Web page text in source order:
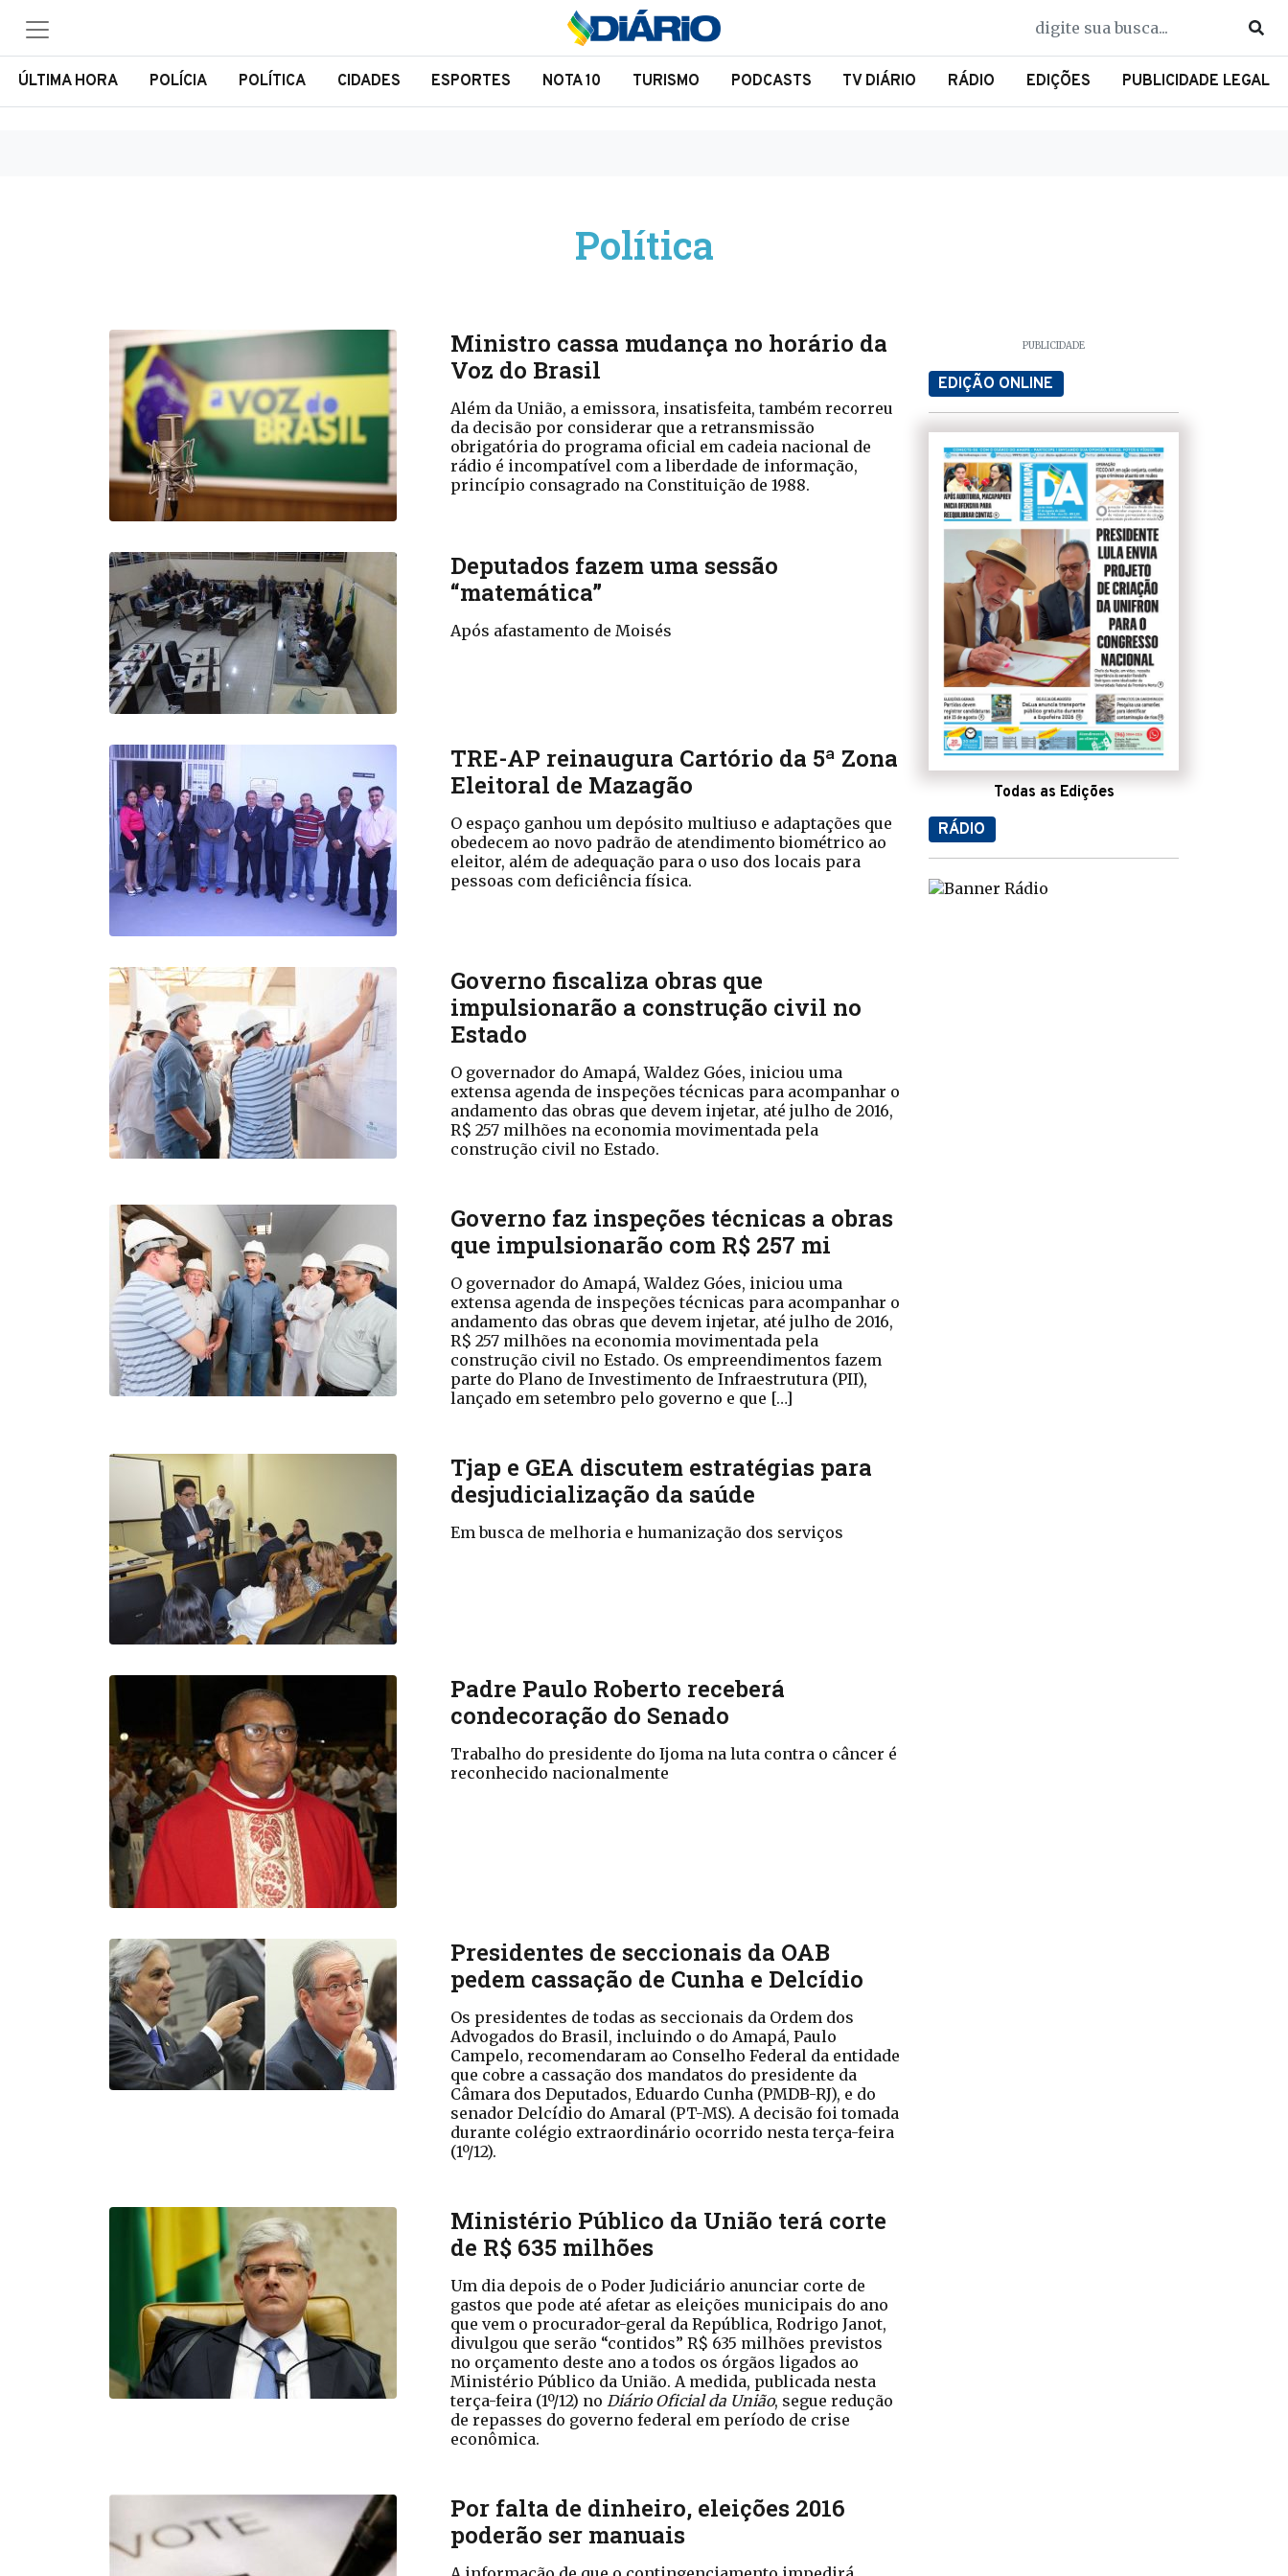
ÚLTIMA HORA POLÍCIA POLÍTICA CIDADES ESPORTES NOTA 10 TURISMO PODCASTS TV DIÁRIO RÁDIO EDIÇÕES PUBLICIDADE LEGAL
Política
Ministro cassa mudança no horário da
Voz do Brasil
Além da União, a emissora, insatisfeita, também recorreu
da decisão por considerar que a retransmissão
obrigatória do programa oficial em cadeia nacional de
rádio é incompatível com a liberdade de informação,
princípio consagrado na Constituição de 1988.
Deputados fazem uma sessão
“matemática”
Após afastamento de Moisés
TRE-AP reinaugura Cartório da 5ª Zona
Eleitoral de Mazagão
O espaço ganhou um depósito multiuso e adaptações que
obedecem ao novo padrão de atendimento biométrico ao
eleitor, além de adequação para o uso dos locais para
pessoas com deficiência física.
Governo fiscaliza obras que
impulsionarão a construção civil no
Estado
O governador do Amapá, Waldez Góes, iniciou uma
extensa agenda de inspeções técnicas para acompanhar o
andamento das obras que devem injetar, até julho de 2016,
R$ 257 milhões na economia movimentada pela
construção civil no Estado.
Governo faz inspeções técnicas a obras
que impulsionarão com R$ 257 mi
O governador do Amapá, Waldez Góes, iniciou uma
extensa agenda de inspeções técnicas para acompanhar o
andamento das obras que devem injetar, até julho de 2016,
R$ 257 milhões na economia movimentada pela
construção civil no Estado. Os empreendimentos fazem
parte do Plano de Investimento de Infraestrutura (PII),
lançado em setembro pelo governo e que […]
Tjap e GEA discutem estratégias para
desjudicialização da saúde
Em busca de melhoria e humanização dos serviços
Padre Paulo Roberto receberá
condecoração do Senado
Trabalho do presidente do Ijoma na luta contra o câncer é
reconhecido nacionalmente
Presidentes de seccionais da OAB
pedem cassação de Cunha e Delcídio
Os presidentes de todas as seccionais da Ordem dos
Advogados do Brasil, incluindo o do Amapá, Paulo
Campelo, recomendaram ao Conselho Federal da entidade
que cobre a cassação dos mandatos do presidente da
Câmara dos Deputados, Eduardo Cunha (PMDB-RJ), e do
senador Delcídio do Amaral (PT-MS). A decisão foi tomada
durante colégio extraordinário ocorrido nesta terça-feira
(1º/12).
Ministério Público da União terá corte
de R$ 635 milhões
Um dia depois de o Poder Judiciário anunciar corte de
gastos que pode até afetar as eleições municipais do ano
que vem o procurador-geral da República, Rodrigo Janot,
divulgou que serão “contidos” R$ 635 milhões previstos
no orçamento deste ano a todos os órgãos ligados ao
Ministério Público da União. A medida, publicada nesta
terça-feira (1º/12) no Diário Oficial da União, segue redução
de repasses do governo federal em período de crise
econômica.
Por falta de dinheiro, eleições 2016
poderão ser manuais
PUBLICIDADE
EDIÇÃO ONLINE
Todas as Edições
RÁDIO